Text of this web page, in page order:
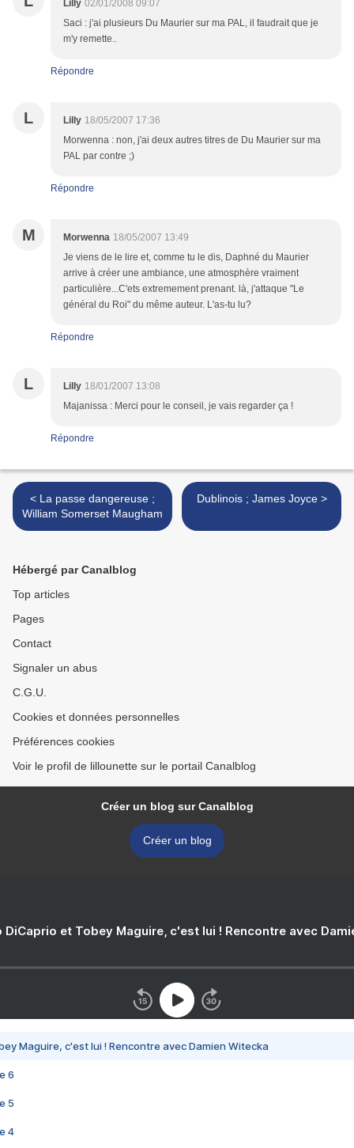
Lilly 02/01/2008 09:07
Saci : j'ai plusieurs Du Maurier sur ma PAL, il faudrait que je
m'y remette..
Répondre
L Lilly 18/05/2007 17:36
Morwenna : non, j'ai deux autres titres de Du Maurier sur ma
PAL par contre ;)
Répondre
M Morwenna 18/05/2007 13:49
Je viens de le lire et, comme tu le dis, Daphné du Maurier
arrive à créer une ambiance, une atmosphère vraiment
particulière...C'ets extremement prenant. là, j'attaque "Le
général du Roi" du même auteur. L'as-tu lu?
Répondre
L Lilly 18/01/2007 13:08
Majanissa : Merci pour le conseil, je vais regarder ça !
Répondre
< La passe dangereuse ;
William Somerset Maugham
Dublinois ; James Joyce >
Hébergé par Canalblog
Top articles
Pages
Contact
Signaler un abus
C.G.U.
Cookies et données personnelles
Préférences cookies
Voir le profil de lillounette sur le portail Canalblog
Créer un blog sur Canalblog
Créer un blog
DiCaprio et Tobey Maguire, c'est lui ! Rencontre avec
Maguire, c'est lui ! Rencontre avec Damien Witecka
6
5
4